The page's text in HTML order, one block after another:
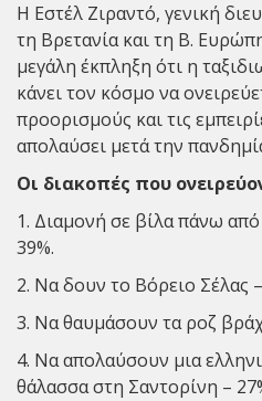
Η Εστέλ Ζιραντό, γενική
τη Βρετανία και τη Β.
μεγάλη έκπληξη ότι η
κάνει τον κόσμο να
προορισμούς και τις
απολαύσει μετά την
Οι διακοπές που
1. Διαμονή σε βίλα πάνω
39%.
2. Να δουν το Βόρειο Σέλας
3. Να θαυμάσουν τα ροζ
4. Να απολαύσουν μια
θάλασσα στη Σαντορίνη –